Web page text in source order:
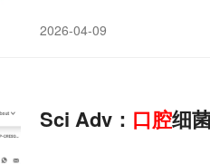
2026-04-09
Sci Adv： 口腔细